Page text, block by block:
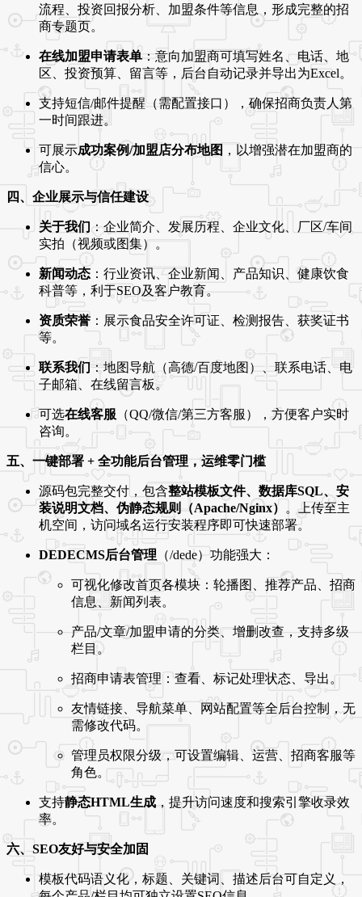
流程、投资回报分析、加盟条件等信息，形成完整的招
商专题页。
在线加盟申请表单：意向加盟商可填写姓名、电话、地
区、投资预算、留言等，后台自动记录并导出为Excel。
支持短信/邮件提醒（需配置接口），确保招商负责人第
一时间跟进。
可展示成功案例/加盟店分布地图 ，以增强潜在加盟商的
信心。
四、企业展示与信任建设
关于我们：企业简介、发展历程、企业文化、厂区/车间
实拍（视频或图集）。
新闻动态 ：行业资讯、企业新闻、产品知识、健康饮食
科普等，利于SEO及客户教育。
资质荣誉 ：展示食品安全许可证、检测报告、获奖证书
等。
联系我们：地图导航（高德/百度地图）、联系电话、电
子邮箱、在线留言板。
可选在线客服 （QQ/微信/第三方客服），方便客户实时
咨询。
五、一键部署 + 全功能后台管理，运维零门槛
源码包完整交付，包含整站模板文件、数据库SQL、安
装说明文档、伪静态规则（Apache/Nginx） 。上传至主
机空间，访问域名运行安装程序即可快速部署。
DEDECMS后台管理 （/dede）功能强大：
可视化修改首页各模块：轮播图、推荐产品、招商
信息、新闻列表。
产品/文章/加盟申请的分类、增删改查，支持多级
栏目。
招商申请表管理：查看、标记处理状态、导出。
友情链接、导航菜单、网站配置等全后台控制，无
需修改代码。
管理员权限分级，可设置编辑、运营、招商客服等
角色。
支持静态HTML生成，提升访问速度和搜索引擎收录效
率。
六、SEO友好与安全加固
模板代码语义化，标题、关键词、描述后台可自定义，